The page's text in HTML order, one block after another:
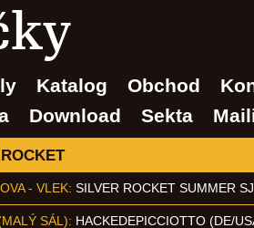
Katalog Obchod
Download Sekta
- VLEK: SILVER ROCKET SUMMER
SÁL): HACKEDEPICCIOTTO (DE/